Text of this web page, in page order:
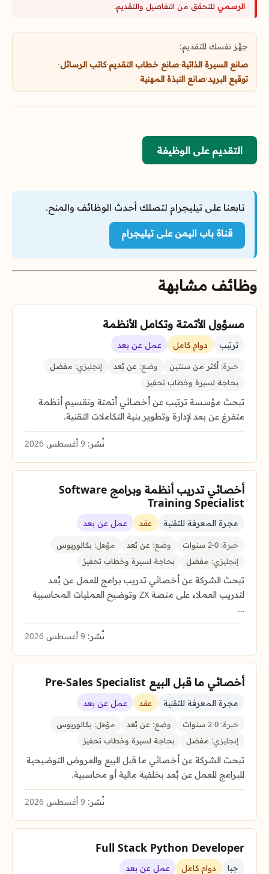
الرسمي للتحقق من التفاصيل والتقديم.
جهّز نفسك للتقديم:
صانع السيرة الذاتية·صانع خطاب التقديم·كاتب الرسائل·
توقيع البريد·صانع النبذة المهنية
التقديم على الوظيفة
تابعنا على تيليجرام لتصلك أحدث الوظائف والمنح.
قناة باب اليمن على تيليجرام
وظائف مشابهة
مسؤول الأتمتة وتكامل الأنظمة
ترتيب دوام كامل عمل عن بعد
خبرة: أكثر من سنتين وضع: عن بُعد إنجليزي: مفضل
بحاجة لسيرة وخطاب تحفيز
تبحث مؤسسة ترتيب عن أخصائي أتمتة وتقسيم أنظمة
متفرغ عن بعد لإدارة وتطوير بنية التكاملات التقنية.
نُشر:
أخصائي تدريب أنظمة وبرامج Software
Training Specialist
مجرة المعرفة للتقنية عقد عمل عن بعد
خبرة: وضع: عن بُعد مؤهل: بكالوريوس
إنجليزي: مفضل بحاجة لسيرة وخطاب تحفيز
تبحث الشركة عن أخصائي تدريب برامج للعمل عن بُعد
لتدريب العملاء على منصة ZX وتوضيح العمليات المحاسبية
…
نُشر:
أخصائي ما قبل البيع Pre-Sales Specialist
مجرة المعرفة للتقنية عقد عمل عن بعد
خبرة: وضع: عن بُعد مؤهل: بكالوريوس
إنجليزي: مفضل بحاجة لسيرة وخطاب تحفيز
تبحث الشركة عن أخصائي ما قبل البيع والعروض التوضيحية
للبرامج للعمل عن بُعد بخلفية مالية أو محاسبية.
نُشر:
Full Stack Python Developer
جبا دوام كامل عمل عن بعد